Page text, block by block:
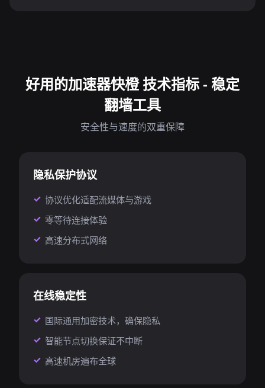
好用的加速器快橙 技术指标 - 稳定
翻墙工具
安全性与速度的双重保障
隐私保护协议
协议优化适配流媒体与游戏
零等待连接体验
高速分布式网络
在线稳定性
国际通用加密技术，确保隐私
智能节点切换保证不中断
高速机房遍布全球